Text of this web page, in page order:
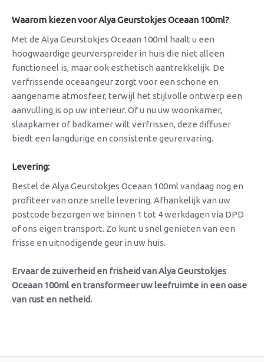
Waarom kiezen voor Alya Geurstokjes Oceaan 100ml?
Met de Alya Geurstokjes Oceaan 100ml haalt u een
hoogwaardige geurverspreider in huis die niet alleen
functioneel is, maar ook esthetisch aantrekkelijk. De
verfrissende oceaangeur zorgt voor een schone en
aangename atmosfeer, terwijl het stijlvolle ontwerp een
aanvulling is op uw interieur. Of u nu uw woonkamer,
slaapkamer of badkamer wilt verfrissen, deze diffuser
biedt een langdurige en consistente geurervaring.
Levering:
Bestel de Alya Geurstokjes Oceaan 100ml vandaag nog en
profiteer van onze snelle levering. Afhankelijk van uw
postcode bezorgen we binnen 1 tot 4 werkdagen via DPD
of ons eigen transport. Zo kunt u snel genieten van een
frisse en uitnodigende geur in uw huis.
Ervaar de zuiverheid en frisheid van Alya Geurstokjes
Oceaan 100ml en transformeer uw leefruimte in een oase
van rust en netheid.